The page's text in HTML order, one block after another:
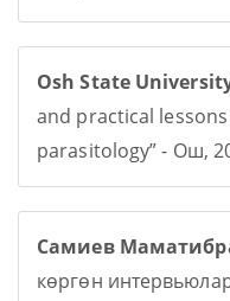
Osh State
and practical
parasitology” - Ош,
Самиев
көргөн